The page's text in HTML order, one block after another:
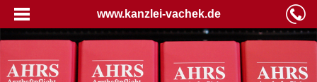
www.kanzlei-vachek.de